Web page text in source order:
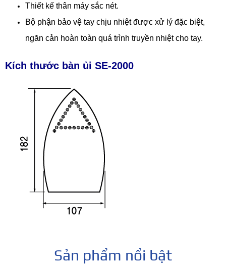
Thiết kế thân máy sắc nét.
Bộ phận bảo vệ tay chịu nhiệt được xử lý đặc biệt,
ngăn cản hoàn toàn quá trình truyền nhiệt cho tay.
Kích thước bàn ủi SE-2000
Sản phẩm nổi bật